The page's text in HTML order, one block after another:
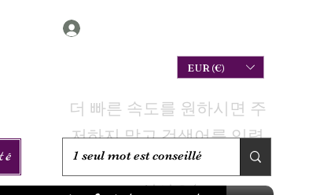
EUR (€)
더 빠른 속도를 원하시면 주
저하지 말고 검색어를 입력
하여 재고가 있는지 확인하